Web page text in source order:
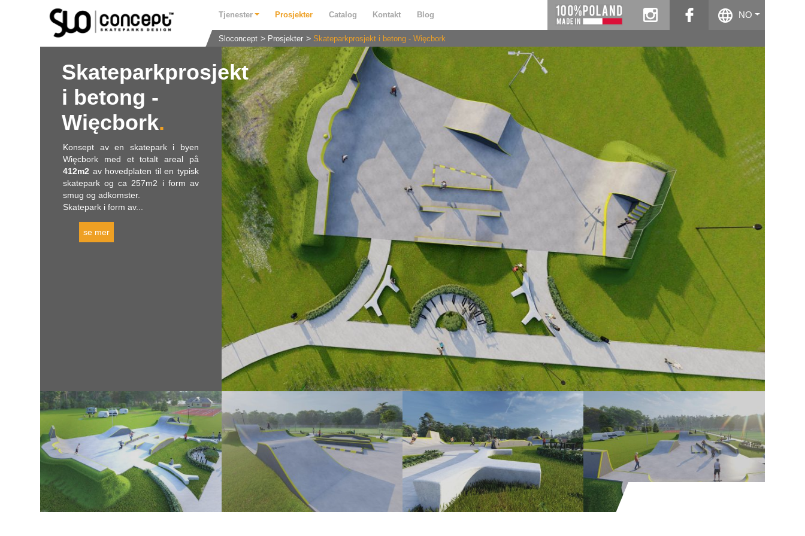
Tjenester Prosjekter Catalog Kontakt Blog
instagram
NO
Sloconcept Prosjekter Skateparkprosjekt i betong - Więcbork
Skateparkprosjekt
i betong -
Więcbork
Konsept av en skatepark i byen
Więcbork med et totalt areal på
412m2 av hovedplaten til en typisk
skatepark og ca 257m2 i form av
smug og adkomster.
Skatepark i form av...
se mer